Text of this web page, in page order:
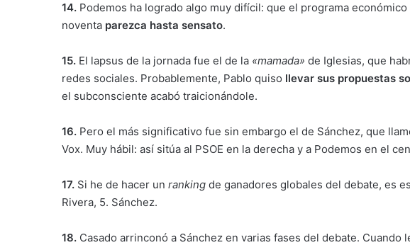
14. Podemos ha logrado algo muy difícil: que el programa
noventa parezca hasta sensato.
15. El lapsus de la jornada fue el de la «mamada» de Iglesias, que
redes sociales. Probablemente, Pablo quiso llevar sus propuestas
el subconsciente acabó traicionándole.
16. Pero el más significativo fue sin embargo el de Sánchez, que
Vox. Muy hábil: así sitúa al PSOE en la derecha y a Podemos en el
17. Si he de hacer un ranking de ganadores globales del debate, es
Rivera, 5. Sánchez.
18. Casado arrinconó a Sánchez en varias fases del debate. Cuando